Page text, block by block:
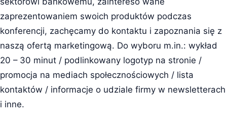
zaprezentowaniem swoich produktów podczas
konferencji, zachęcamy do kontaktu i zapoznania się z
naszą ofertą marketingową. Do wyboru m.in.: wykład
20 – 30 minut / podlinkowany logotyp na stronie /
promocja na mediach społecznościowych / lista
kontaktów / informacje o udziale firmy w newsletterach
i inne.